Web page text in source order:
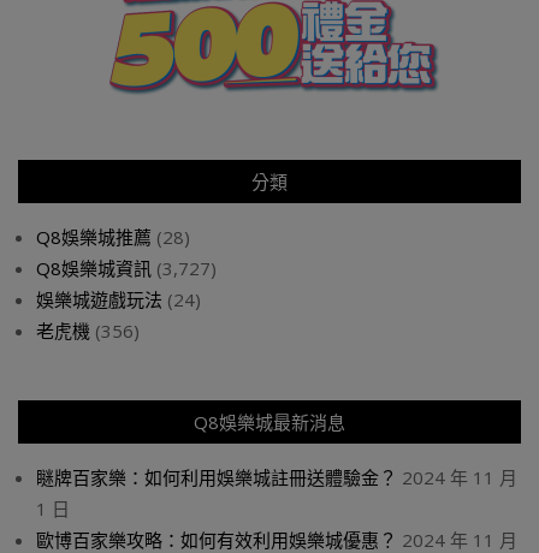
分類
Q8娛樂城推薦 (28)
Q8娛樂城資訊 (3,727)
娛樂城遊戲玩法 (24)
老虎機 (356)
Q8娛樂城最新消息
瞇牌百家樂：如何利用娛樂城註冊送體驗金？ 2024 年 11 月
1 日
歐博百家樂攻略：如何有效利用娛樂城優惠？ 2024 年 11 月